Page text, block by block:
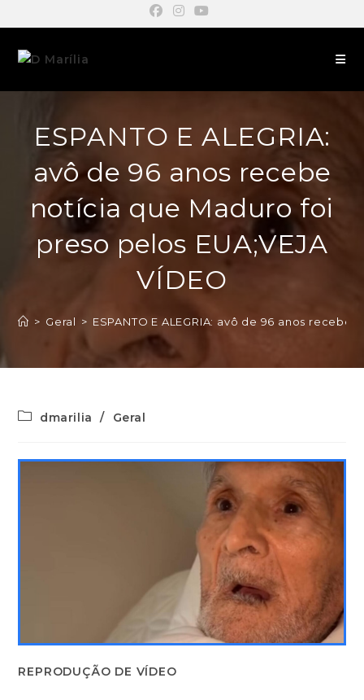
ESPANTO E ALEGRIA:
avô de 96 anos recebe
notícia que Maduro foi
preso pelos EUA;VEJA
VÍDEO
> Geral > ESPANTO E ALEGRIA: avô de 96 anos
dmarilia / Geral
REPRODUÇÃO DE VÍDEO